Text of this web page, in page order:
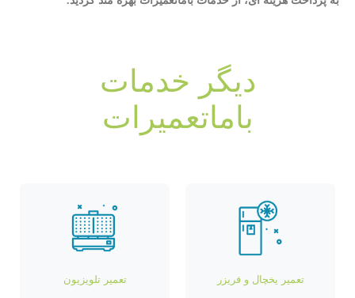
دیگر خدمات
باماتعمیرات
تعمیر یخچال و فریزر تعمیر تلویزیون